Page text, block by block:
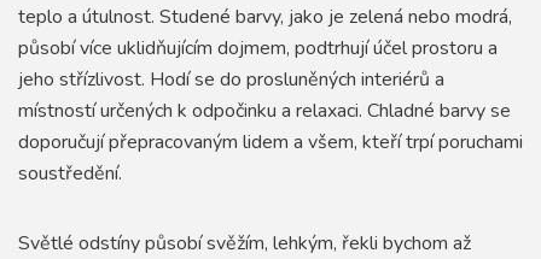
teplo a útulnost. Studené barvy, jako je zelená nebo modrá,
působí více uklidňujícím dojmem, podtrhují účel prostoru a
jeho střízlivost. Hodí se do prosluněných interiérů a
místností určených k odpočinku a relaxaci. Chladné barvy se
doporučují přepracovaným lidem a všem, kteří trpí poruchami
soustředění.
Světlé odstíny působí svěžím, lehkým, řekli bychom až